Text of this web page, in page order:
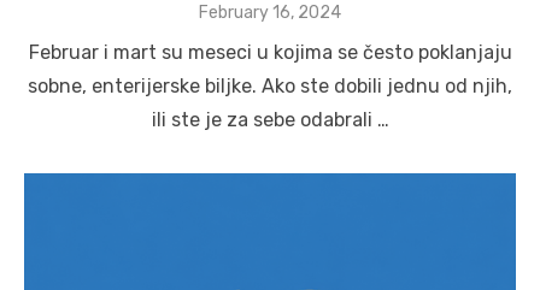
Posted
February 16, 2024
Februar i mart su meseci u kojima se često poklanjaju
sobne, enterijerske biljke. Ako ste dobili jednu od njih,
ili ste je za sebe odabrali …